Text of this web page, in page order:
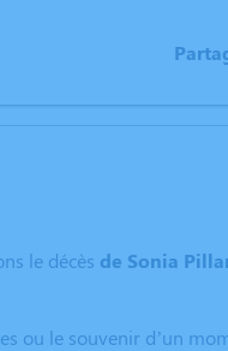
le décès de Sonia
ou le souvenir d’un